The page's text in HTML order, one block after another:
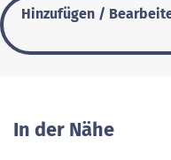
Hinzufügen /
In der Nähe